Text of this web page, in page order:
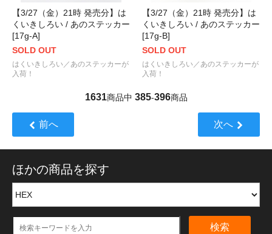
【3/27（金）21時 発売分】は
くいきしろい / あのステッカー
[17g-A]
SOLD OUT
はくいきしろい／あのステッカーが
入荷！
【3/27（金）21時 発売分】は
くいきしろい / あのステッカー
[17g-B]
SOLD OUT
はくいきしろい／あのステッカーが
入荷！
1631商品中 385-396商品
前へ 次へ
ほかの商品を探す
検索